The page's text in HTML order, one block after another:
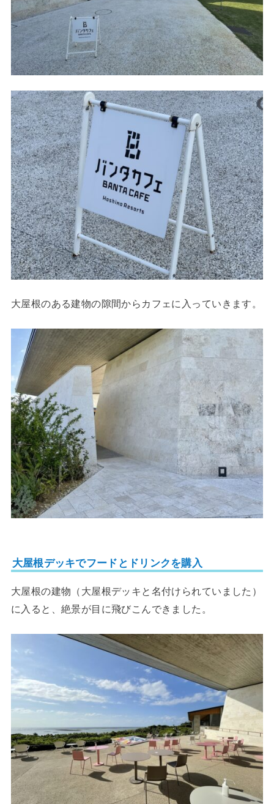
大屋根のある建物の隙間からカフェに入っていきます。
大屋根デッキでフードとドリンクを購入
大屋根の建物（大屋根デッキと名付けられていました）
に入ると、絶景が目に飛びこんできました。